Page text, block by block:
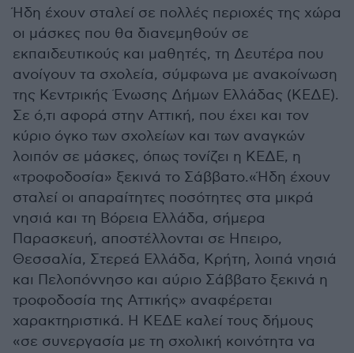
Ήδη έχουν σταλεί σε πολλές περιοχές της χώρα
οι μάσκες που θα διανεμηθούν σε
εκπαιδευτικούς και μαθητές, τη Δευτέρα που
ανοίγουν τα σχολεία, σύμφωνα με ανακοίνωση
της Κεντρικής Ένωσης Δήμων Ελλάδας (ΚΕΔΕ).
Σε ό,τι αφορά στην Αττική, που έχει και τον
κύριο όγκο των σχολείων και των αναγκών
λοιπόν σε μάσκες, όπως τονίζει η ΚΕΔΕ, η
«τροφοδοσία» ξεκινά το Σάββατο.«Ήδη έχουν
σταλεί οι απαραίτητες ποσότητες στα μικρά
νησιά και τη Βόρεια Ελλάδα, σήμερα
Παρασκευή, αποστέλλονται σε Ηπειρο,
Θεσσαλία, Στερεά Ελλάδα, Κρήτη, λοιπά νησιά
και Πελοπόννησο και αύριο Σάββατο ξεκινά η
τροφοδοσία της Αττικής» αναφέρεται
χαρακτηριστικά. Η ΚΕΔΕ καλεί τους δήμους
«σε συνεργασία με τη σχολική κοινότητα να